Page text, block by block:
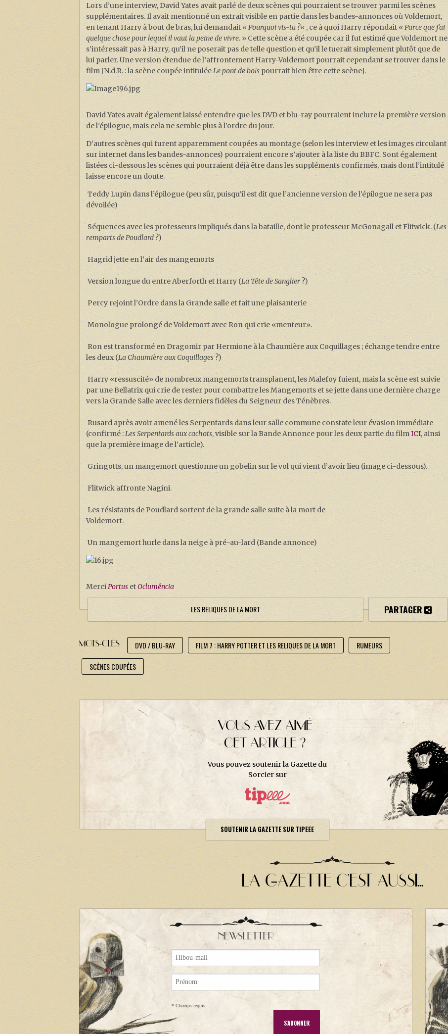
Lors d’une interview, David Yates avait parlé de deux scènes qui pourraient se trouver parmi les scènes
supplémentaires. Il avait mentionné un extrait visible en partie dans les bandes-annonces où Voldemort,
en tenant Harry à bout de bras, lui demandait «Pourquoi vis-tu ?« , ce à quoi Harry répondait «Parce que j’ai
quelque chose pour lequel il vaut la peine de vivre. » Cette scène a été coupée car il fut estimé que Voldemort ne
s’intéressait pas à Harry, qu’il ne poserait pas de telle question et qu’il le tuerait simplement plutôt que de
lui parler. Une version étendue de l’affrontement Harry-Voldemort pourrait cependant se trouver dans le
film [N.d.R. : la scène coupée intituléeLe pont de bois pourrait bien être cette scène].
David Yates avait également laissé entendre que les DVD et blu-ray pourraient inclure la première version
de l’épilogue, mais cela ne semble plus à l’ordre du jour.
D’autres scènes qui furent apparemment coupées au montage (selon les interview et les images circulant
sur internet dans les bandes-annonces) pourraient encore s’ajouter à la liste du BBFC. Sont également
listées ci-dessous les scènes qui pourraient déjà être dans les suppléments confirmés, mais dont l’intitulé
laisse encore un doute.
Teddy Lupin dans l’épilogue (peu sûr, puisqu’il est dit que l’ancienne version de l’épilogue ne sera pas
dévoilée)
Séquences avec les professeurs impliqués dans la bataille, dont le professeur McGonagall et Flitwick. (Les
remparts de Poudlard ?)
Hagrid jette en l’air des mangemorts
Version longue du entre Aberforth et Harry (La Tête de Sanglier ?)
Percy rejoint l’Ordre dans la Grande salle et fait une plaisanterie
Monologue prolongé de Voldemort avec Ron qui crie «menteur».
Ron est transformé en Dragomir par Hermione à la Chaumière aux Coquillages ; échange tendre entre
les deux (La Chaumière aux Coquillages ?)
Harry «ressuscité» de nombreux mangemorts transplanent, les Malefoy fuient, mais la scène est suivie
par une Bellatrix qui crie de rester pour combattre les Mangemorts et se jette dans une dernière charge
vers la Grande Salle avec les derniers fidèles du Seigneur des Ténèbres.
Rusard après avoir amené les Serpentards dans leur salle commune constate leur évasion immédiate
(confirmé :Les Serpentards aux cachots, visible sur la Bande Annonce pour les deux partie du filmICI, ainsi
que la première image de l’article).
Gringotts, un mangemort questionne un gobelin sur le vol qui vient d’avoir lieu (image ci-dessous).
Flitwick affronte Nagini.
Les résistants de Poudlard sortent de la grande salle suite à la mort de
Voldemort.
Un mangemort hurle dans la neige à pré-au-lard (Bande annonce)
MerciPortus etOclumência
LES RELIQUES DE LA MORT PARTAGER
MOTS-CLÉS DVD / BLU-RAY FILM 7 : HARRY POTTER ET LES RELIQUES DE LA MORT RUMEURS
SCÈNES COUPÉES
VOUS AVEZ AIMÉ
CET ARTICLE ?
Vous pouvez soutenir la Gazette du
Sorcier sur
SOUTENIR LA GAZETTE SUR TIPEEE
LA GAZETTE C'EST AUSSI...
NEWSLETTER
* Champs requis